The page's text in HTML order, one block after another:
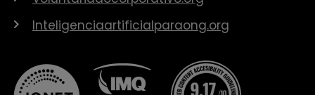
Inteligenciaartificialparaong.org